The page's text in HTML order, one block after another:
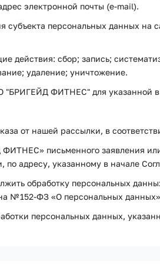
электронной почты (e-mail).
персональных данных на
действия: сбор; запись;
удаление; уничтожение.
"БРИГЕЙД ФИТНЕС" для указанной в
от нашей рассылки, в
письменного заявления
адресу, указанному в начале
обработку персональных
№ 152-ФЗ «О персональных
персональных данных,